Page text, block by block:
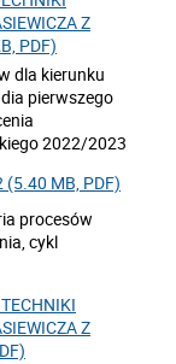
Z
PDF)
dla kierunku
pierwszego
2022/2023
(5.40 MB, PDF)
procesów
cykl
Z